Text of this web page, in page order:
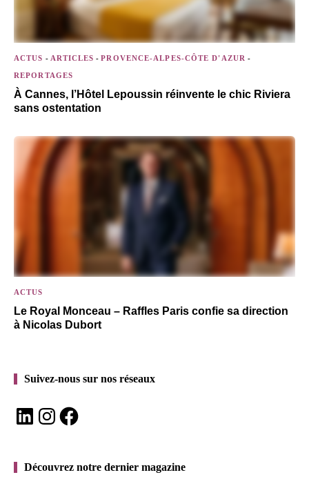
ACTUS - ARTICLES -PROVENCE-ALPES-CÔTE D'AZUR -
REPORTAGES
À Cannes, l’Hôtel Lepoussin réinvente le chic Riviera
sans ostentation
ACTUS
Le Royal Monceau – Raffles Paris confie sa direction
à Nicolas Dubort
Suivez-nous sur nos réseaux
LinkedInInstagramFacebook
Découvrez notre dernier magazine